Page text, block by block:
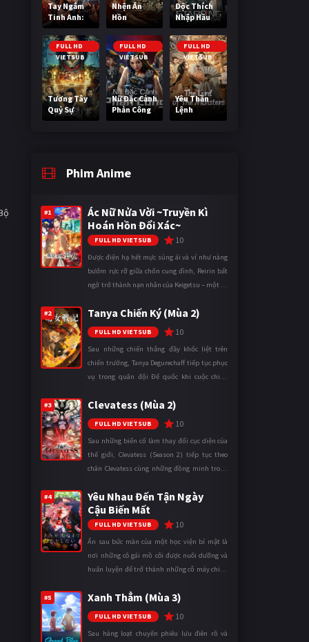
Tay Ngắm
Tinh Anh:
Nguy Cơ
Nano
Nhện Ăn
Hồn
Độc Thích
Nhập Hầu
FULL HD
VIETSUB
Tương Tây
Quỷ Sự
FULL HD
VIETSUB
Nữ Đặc Cảnh
Phản Công
FULL HD
VIETSUB
Yêu Thần
Lệnh
Phim Anime
#1
Ác Nữ Nửa Vời ~Truyền Kì
Hoán Hồn Đổi Xác~
FULL HD VIETSUB 10
Được điện hạ hết mực sủng ái và ví như nàng
bướm rực rỡ giữa chốn cung đình, Reirin bất
ngờ trở thành nạn nhân của Keigetsu – một kẻ
thuật để hoán đổi th ...
#2 Tanya Chiến Ký (Mùa 2)
FULL HD VIETSUB 10
Sau những chiến thắng đầy khốc liệt trên
chiến trường, Tanya Degurechaff tiếp tục phục
vụ trong quân đội Đế quốc khi cuộc chiến
mặt trận. Dù sở hữu tài năn ...
#3 Clevatess (Mùa 2)
FULL HD VIETSUB 10
Sau những biến cố làm thay đổi cục diện của
thế giới, Clevatess (Season 2) tiếp tục theo
chân Clevatess cùng những đồng minh trong
loại đến bờ vực diệ ...
#4
Yêu Nhau Đến Tận Ngày
Cậu Biến Mất
FULL HD VIETSUB 10
Ẩn sau bức màn của một học viện bí mật là
nơi những cô gái mồ côi được nuôi dưỡng và
huấn luyện để trở thành những cỗ máy chiến
được xem là điều hiển nh ...
#5 Xanh Thẳm (Mùa 3)
FULL HD VIETSUB 10
Sau hàng loạt chuyến phiêu lưu điên rồ và